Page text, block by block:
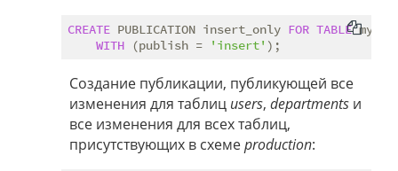
CREATE PUBLICATION insert_only FOR TABLE
WITH (publish = 'insert'
Создание публикации, публикующей все
изменения для таблиц users, departments и
все изменения для всех таблиц,
присутствующих в схемеproduction: